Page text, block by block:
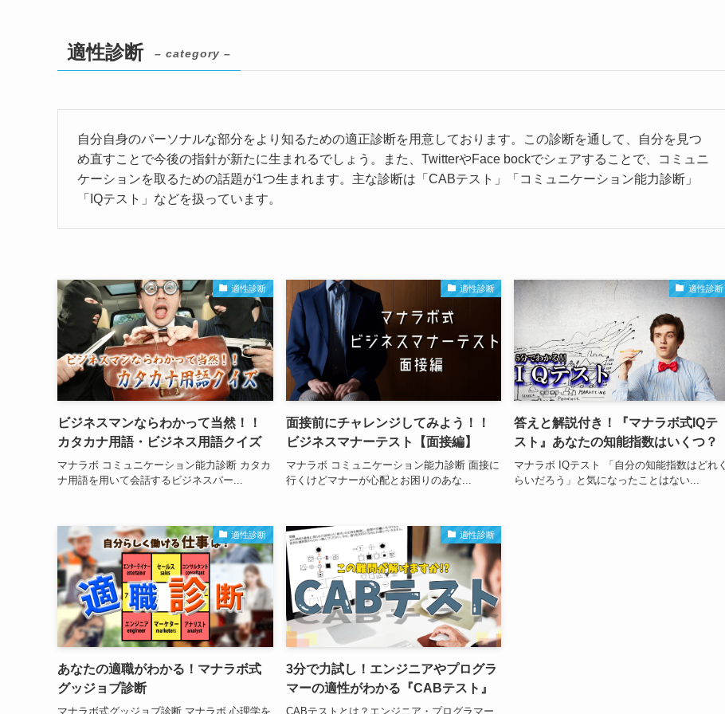
適性診断 – category –
自分自身のパーソナルな部分をより知るための適正診断を用意しております。この診断を通して、自分を見つ
め直すことで今後の指針が新たに生まれるでしょう。また、TwitterやFace bockでシェアすることで、コミュニ
ケーションを取るための話題が1つ生まれます。主な診断は「CABテスト」「コミュニケーション能力診断」
「IQテスト」などを扱っています。
適性診断
ビジネスマンならわかって当然！！
カタカナ用語・ビジネス用語クイズ
マナラボ コミュニケーション能力診断 カタカ
ナ用語を用いて会話するビジネスパー...
適性診断
面接前にチャレンジしてみよう！！
ビジネスマナーテスト【面接編】
マナラボ コミュニケーション能力診断 面接に
行くけどマナーが心配とお困りのあな...
適性診断
答えと解説付き！『マナラボ式IQテ
スト』あなたの知能指数はいくつ？
マナラボ IQテスト 「自分の知能指数はどれく
らいだろう」と気になったことはない...
適性診断
あなたの適職がわかる！マナラボ式
グッジョブ診断
マナラボ式グッジョブ診断 マナラボ 心理学を
適性診断
3分で力試し！エンジニアやプログラ
マーの適性がわかる『CABテスト』
CABテストとは？エンジニア・プログラマー